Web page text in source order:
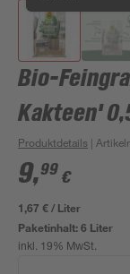
Bio-
Kakteen'
Produktdetails |
9,99 €
1,67 € / Liter
Paketinhalt:6 Liter
inkl. 19% MwSt.